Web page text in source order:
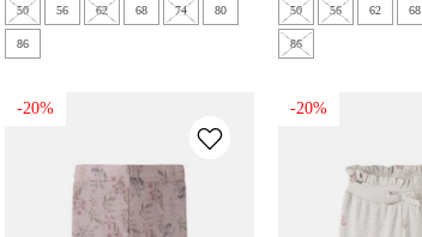
50 56 62 68 74 80
86
50 56 62 68
86
-20% -20%